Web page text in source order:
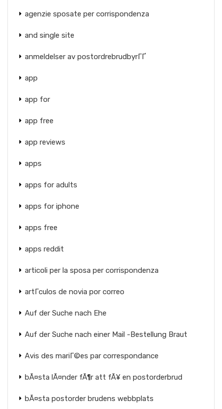
agenzie sposate per corrispondenza
and single site
anmeldelser av postordrebrudbyrГҐ
app
app for
app free
app reviews
apps
apps for adults
apps for iphone
apps free
apps reddit
articoli per la sposa per corrispondenza
artГ­culos de novia por correo
Auf der Suche nach Ehe
Auf der Suche nach einer Mail -Bestellung Braut
Avis des mariГ©es par correspondance
bÃ¤sta lÃ¤nder fÃ¶r att fÃ¥ en postorderbrud
bÃ¤sta postorder brudens webbplats